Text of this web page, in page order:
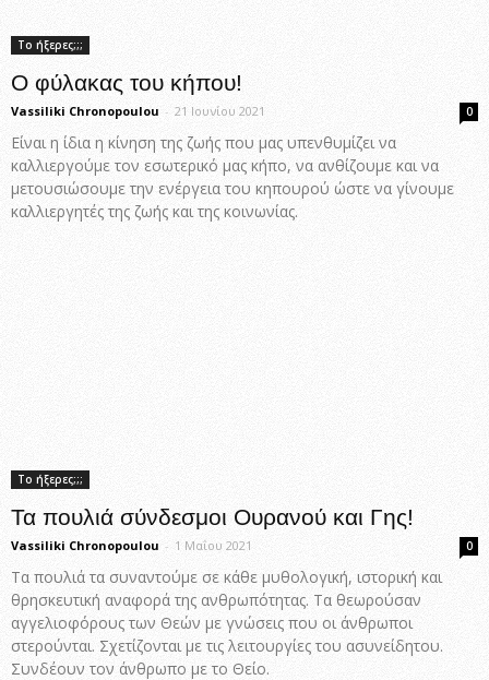
Το ήξερες;;;
Ο φύλακας του κήπου!
Vassiliki Chronopoulou - 21 Ιουνίου 2021 0
Είναι η ίδια η κίνηση της ζωής που μας υπενθυμίζει να
καλλιεργούμε τον εσωτερικό μας κήπο, να ανθίζουμε και να
μετουσιώσουμε την ενέργεια του κηπουρού ώστε να γίνουμε
καλλιεργητές της ζωής και της κοινωνίας.
Το ήξερες;;;
Τα πουλιά σύνδεσμοι Ουρανού και Γης!
Vassiliki Chronopoulou - 1 Μαΐου 2021 0
Τα πουλιά τα συναντούμε σε κάθε μυθολογική, ιστορική και
θρησκευτική αναφορά της ανθρωπότητας. Τα θεωρούσαν
αγγελιοφόρους των Θεών με γνώσεις που οι άνθρωποι
στερούνται. Σχετίζονται με τις λειτουργίες του ασυνείδητου.
Συνδέουν τον άνθρωπο με το Θείο.